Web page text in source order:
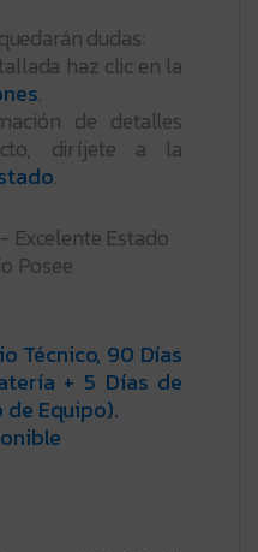
dudas:
haz clic en la
.
de detalles
diríjete a la
.
Excelente Estado
Posee
Técnico, 90 Días
+ 5 Días de
Equipo).